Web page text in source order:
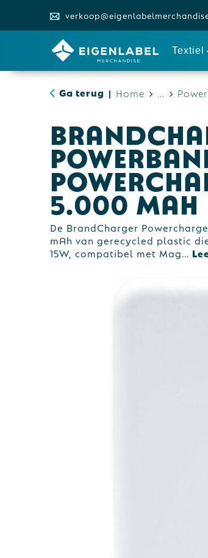
Textiel
Ga terug | Home
5.000 mAh
De BrandCharger
mAh van gerecycled plastic
15W, compatibel met Mag